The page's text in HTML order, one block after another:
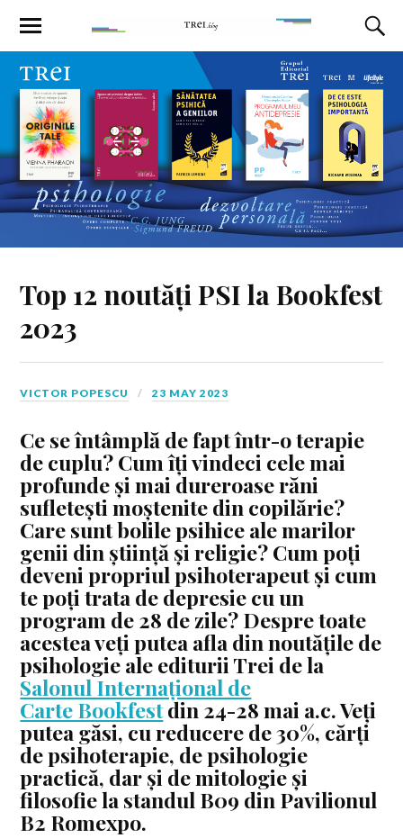
Top 12 noutăți PSI la Bookfest
2023
VICTOR POPESCU 23 MAY 2023
Ce se întâmplă de fapt într-o terapie
de cuplu? Cum îți vindeci cele mai
profunde și mai dureroase răni
sufletești moștenite din copilărie?
Care sunt bolile psihice ale marilor
genii din știință și religie? Cum poți
deveni propriul psihoterapeut și cum
te poți trata de depresie cu un
program de 28 de zile? Despre toate
acestea veți putea afla din noutățile de
psihologie ale editurii Trei de la
Salonul Internațional de
Carte Bookfestdin 24-28 mai a.c. Veți
putea găsi, cureducere de 30%, cărți
de psihoterapie, de psihologie
practică, dar și de mitologie și
filosofie la standul B09 din Pavilionul
B2 Romexpo.